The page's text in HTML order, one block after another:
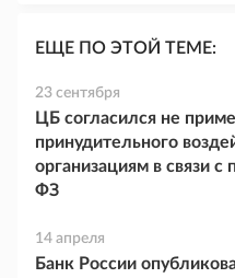
ЕЩЕ ПО ЭТОЙ ТЕМЕ:
23 сентября
ЦБ согласился не
принудительного
организациям в связи
ФЗ
14 апреля
Банк России